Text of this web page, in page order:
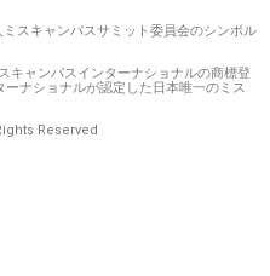
スキャンパスサミット委員会のシンボル
キャンパスインターナショナルの商標登
ナショナルが認定した日本唯一のミス
Reserved